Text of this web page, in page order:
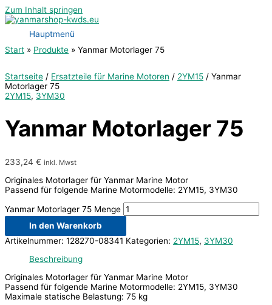
Zum Inhalt springen
Hauptmenü
Start
Produkte Yanmar Motorlager 75
Startseite / Ersatzteile für Marine Motoren / 2YM15 / Yanmar
Motorlager 75
2YM15, 3YM30
Yanmar Motorlager 75
233,24 € inkl. Mwst
Originales Motorlager für Yanmar Marine Motor
Passend für folgende Marine Motormodelle: 2YM15, 3YM30
Yanmar Motorlager 75 Menge
In den Warenkorb
Artikelnummer: 128270-08341 Kategorien: 2YM15, 3YM30
Beschreibung
Originales Motorlager für Yanmar Marine Motor
Passend für folgende Marine Motormodelle: 2YM15, 3YM30
Maximale statische Belastung: 75 kg